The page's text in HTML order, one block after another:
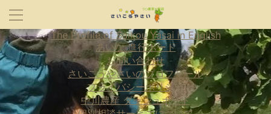
The Profile of Saikou Yasai in English
あいな 進行ボード
お問い合わせ
さいこうやさいのプロフィール
プライバシーポリシー
中川農産 ダッシュボード